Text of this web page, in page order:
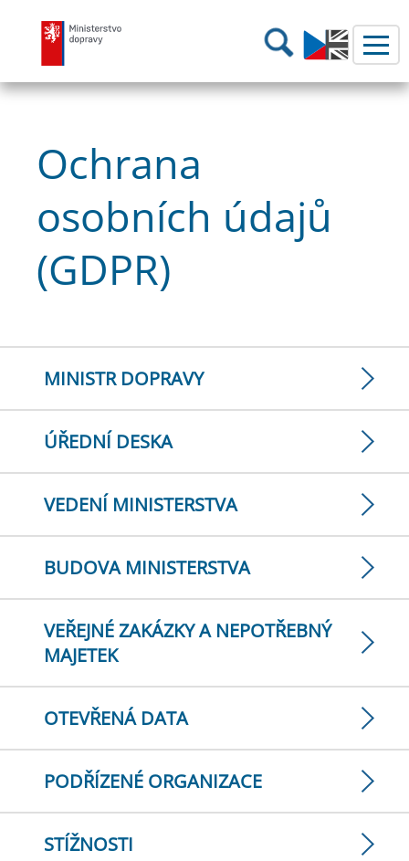
Ministerstvo dopravy Hledání
Ochrana
osobních údajů
(GDPR)
MINISTR DOPRAVY
ÚŘEDNÍ DESKA
VEDENÍ MINISTERSTVA
BUDOVA MINISTERSTVA
VEŘEJNÉ ZAKÁZKY A NEPOTŘEBNÝ
MAJETEK
OTEVŘENÁ DATA
PODŘÍZENÉ ORGANIZACE
STÍŽNOSTI